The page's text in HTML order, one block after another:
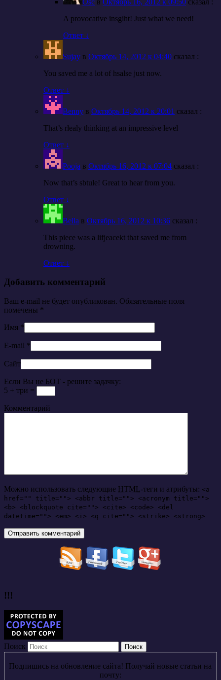
A provocative insgiht! Just what we need!
Ответ ↓
Sujay в Октябрь 14, 2012 к 04:40 cказал :
You saved me a lot of hsalse just now.
Ответ ↓
Benny в Октябрь 14, 2012 к 20:01 cказал :
That’s rlealy thinking at an impressive level
Ответ ↓
Pooja в Октябрь 16, 2012 к 07:04 cказал :
Now that’s sbtule! Great to hear from you.
Ответ ↓
Bella в Октябрь 16, 2012 к 10:36 cказал :
This piece was a lifjeacekt that saved me from
drowning.
Ответ ↓
Добавить комментарий
Ваш e-mail не будет опубликован. Обязательные поля
помечены *
Имя *
E-mail *
Сайт
Если Вы не БОТ - решите задачку:
5 + три =
Комментарий
Можно использовать следующие HTML-теги и атрибуты: <a
href="" title=""> <abbr title=""> <acronym title="">
<b> <blockquote cite=""> <cite> <code> <del
datetime=""> <em> <i> <q cite=""> <strike> <strong>
!!!
Поиск
Подпишись на обновление сайта! Получай новые статьи на
почту: